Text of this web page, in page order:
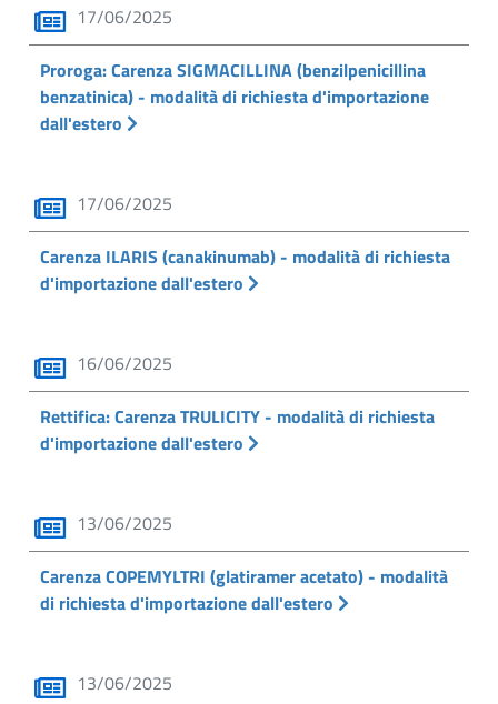
17/06/2025
Proroga: Carenza SIGMACILLINA (benzilpenicillina
benzatinica) - modalità di richiesta d'importazione
dall'estero
17/06/2025
Carenza ILARIS (canakinumab) - modalità di richiesta
d'importazione dall'estero
16/06/2025
Rettifica: Carenza TRULICITY - modalità di richiesta
d'importazione dall'estero
13/06/2025
Carenza COPEMYLTRI (glatiramer acetato) - modalità
di richiesta d'importazione dall'estero
13/06/2025